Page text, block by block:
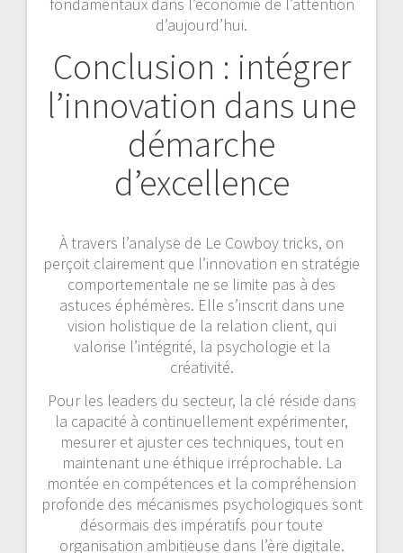
d’aujourd’hui.
Conclusion : intégrer
l’innovation dans une
démarche
d’excellence
À travers l’analyse de Le Cowboy tricks, on
perçoit clairement que l’innovation en stratégie
comportementale ne se limite pas à des
astuces éphémères. Elle s’inscrit dans une
vision holistique de la relation client, qui
valorise l’intégrité, la psychologie et la
créativité.
Pour les leaders du secteur, la clé réside dans
la capacité à continuellement expérimenter,
mesurer et ajuster ces techniques, tout en
maintenant une éthique irréprochable. La
montée en compétences et la compréhension
profonde des mécanismes psychologiques sont
désormais des impératifs pour toute
organisation ambitieuse dans l’ère digitale.